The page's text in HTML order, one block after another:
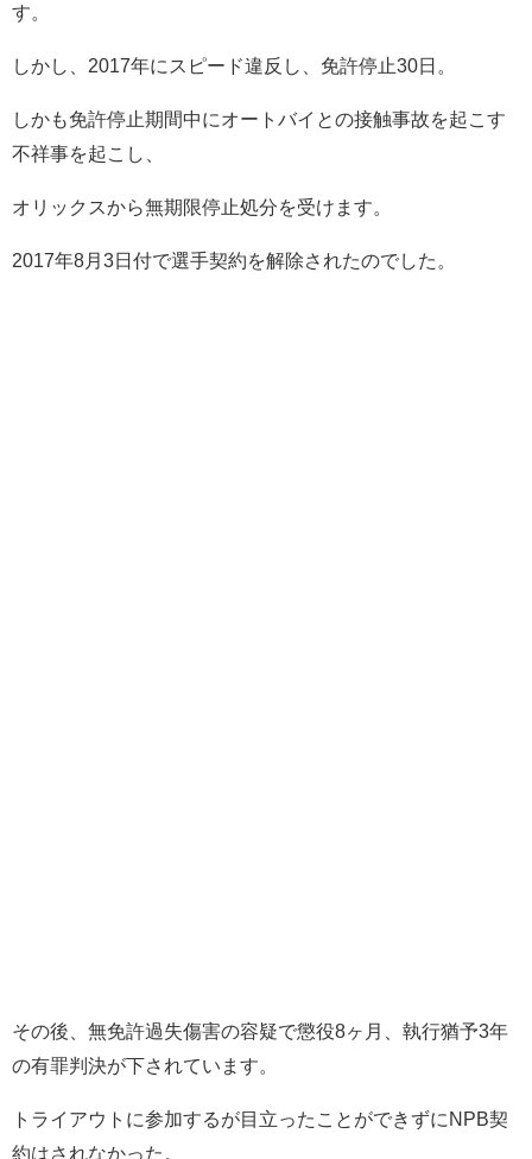
す。
しかし、2017年にスピード違反し、免許停止30日。
しかも免許停止期間中にオートバイとの接触事故を起こす
不祥事を起こし、
オリックスから無期限停止処分を受けます。
2017年8月3日付で選手契約を解除されたのでした。
その後、無免許過失傷害の容疑で懲役8ヶ月、執行猶予3年
の有罪判決が下されています。
トライアウトに参加するが目立ったことができずにNPB契
約はされなかった。